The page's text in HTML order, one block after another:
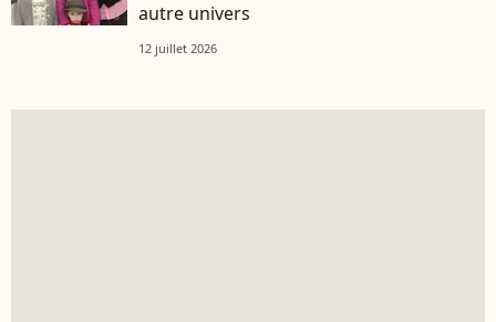
autre univers
12 juillet 2026